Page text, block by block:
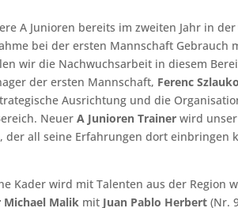
A Junioren bereits im zweiten Jahr in
bei der ersten Mannschaft Gebrauch
wir die Nachwuchsarbeit in diesem
der ersten Mannschaft, Ferenc Szlauko
Ausrichtung und die
NeuerA Junioren Trainer wird
, der all seine Erfahrungen dort einbringen
Kader wird mit Talenten aus der
Michael Malik mit Juan Pablo Herbert (Nr.